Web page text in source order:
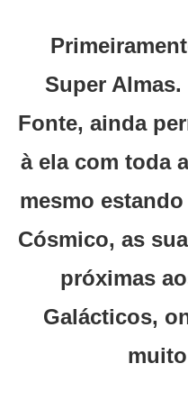
Super
Fonte, ainda
à ela com toda
mesmo
Cósmico, as
próximas
Galácticos,